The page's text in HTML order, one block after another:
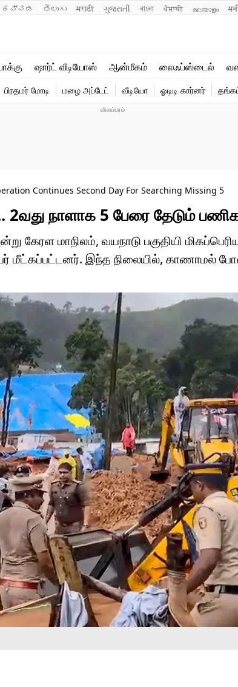
ಕನ್ನಡ తెలుగు मराठी ગુજરાતી বাংলা ਪੰਜਾਬੀ മലയാളം
ஷார்ட் வீடியோஸ் ஆன்மீகம் லைஃப்ஸ்டைல்
வணிகம்
வைரல்
பிரதமர் மோடி மழை அப்டேட் வீடியோ ஓடிடி கார்னர்
Continues Second Day For Searching Missing 5
2வது நாளாக 5 பேரை தேடும்
மாநிலம், வயநாடு பகுதியி மிகப்பெரிய
மீட்கப்பட்டனர். இந்த நிலையில், காணாமல்